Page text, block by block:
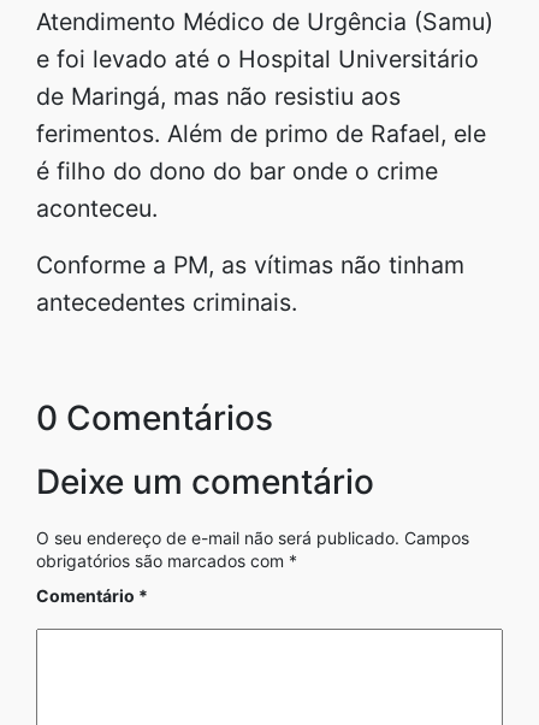
Atendimento Médico de Urgência (Samu)
e foi levado até o Hospital Universitário
de Maringá, mas não resistiu aos
ferimentos. Além de primo de Rafael, ele
é filho do dono do bar onde o crime
aconteceu.
Conforme a PM, as vítimas não tinham
antecedentes criminais.
0 Comentários
Deixe um comentário
O seu endereço de e-mail não será publicado. Campos
obrigatórios são marcados com *
Comentário *